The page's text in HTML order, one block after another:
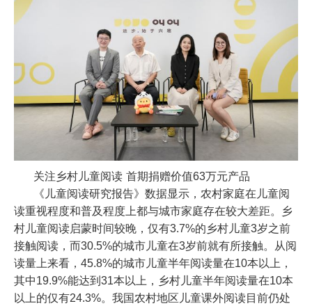
关注乡村儿童阅读 首期捐赠价值63万元产品
《儿童阅读研究报告》数据显示，农村家庭在儿童阅
读重视程度和普及程度上都与城市家庭存在较大差距。乡
村儿童阅读启蒙时间较晚，仅有3.7%的乡村儿童3岁之前
接触阅读，而30.5%的城市儿童在3岁前就有所接触。从阅
读量上来看， 45.8%的城市儿童半年阅读量在10本以上，
其中19.9%能达到 31本以上，乡村儿童半年阅读量在10本
以上的仅有24.3%。我国农村地区儿童课外阅读目前仍处